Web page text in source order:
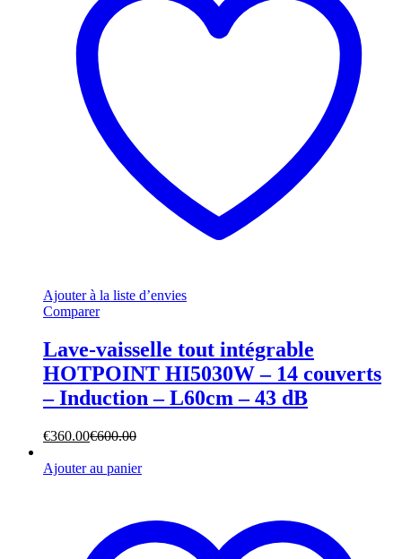
Ajouter à la liste d’envies
Comparer
Lave-vaisselle tout intégrable
HOTPOINT HI5030W – 14 couverts
– Induction – L60cm – 43 dB
€360.00€600.00
Ajouter au panier